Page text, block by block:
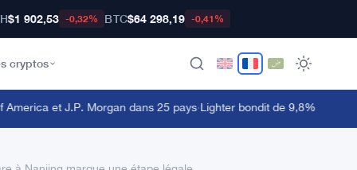
$1 902,53 -0,32% BTC$64 298,19 -0,41%
cryptos
et J.P. Morgan dans 25 pays·Lighter bondit de 9,8% tandis